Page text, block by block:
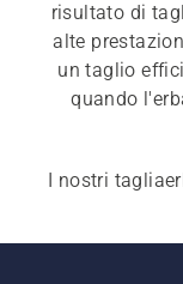
risultato di
alte
un taglio
quando
I nostri
individuali per